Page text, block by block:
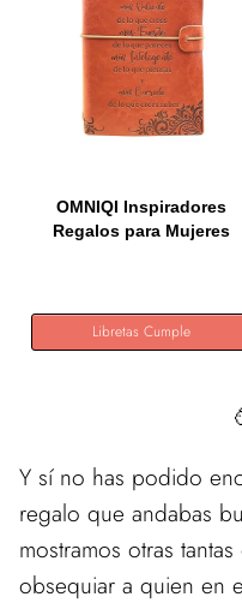
OMNIQI Inspiradores
Regalos para Mujeres
Libretas Cumple
Y sí no has podido
regalo que andabas
mostramos otras
obsequiar a quien en